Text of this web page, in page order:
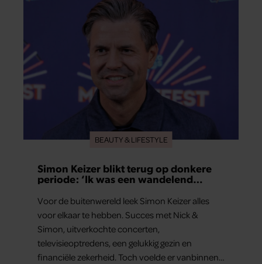
BEAUTY & LIFESTYLE
Simon Keizer blikt terug op donkere
periode: ‘Ik was een wandelend
Voor de buitenwereld leek Simon Keizer alles
voor elkaar te hebben. Succes met Nick &
Simon, uitverkochte concerten,
televisieoptredens, een gelukkig gezin en
financiële zekerheid. Toch voelde er vanbinnen